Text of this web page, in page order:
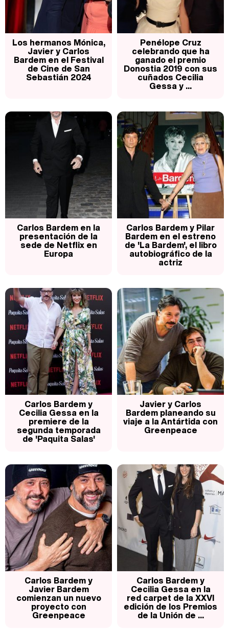
Manu Baqueiro: "Tuve como referente a Bruce Willis en 'Luz de Luna' para mi trabajo en la serie 'Perdiendo el juicio'"
Los hermanos Mónica,
Javier y Carlos
Bardem en el Festival
de Cine de San
Sebastián 2024
Penélope Cruz
celebrando que ha
ganado el premio
Donostia 2019 con sus
cuñados Cecilia
Gessa y ...
Carlos Bardem en la
presentación de la
sede de Netflix en
Europa
Carlos Bardem y Pilar
Bardem en el estreno
de 'La Bardem', el libro
autobiográfico de la
actriz
Carlos Bardem y
Cecilia Gessa en la
premiere de la
segunda temporada
de 'Paquita Salas'
Javier y Carlos
Bardem planeando su
viaje a la Antártida con
Greenpeace
Carlos Bardem y
Javier Bardem
comienzan un nuevo
proyecto con
Greenpeace
Carlos Bardem y
Cecilia Gessa en la
red carpet de la XXVI
edición de los Premios
de la Unión de ...